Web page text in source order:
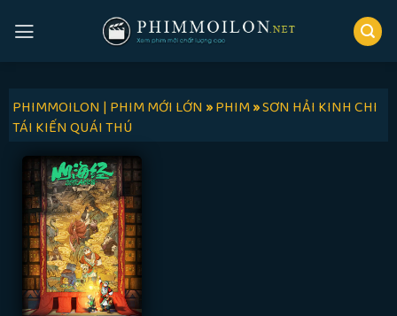
PHIMMOILON | PHIM MỚI LỚN»PHIM»SƠN HẢI KINH CHI
TÁI KIẾN QUÁI THÚ